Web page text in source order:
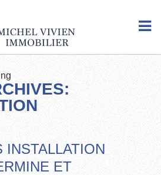
INSTALLATION
ET